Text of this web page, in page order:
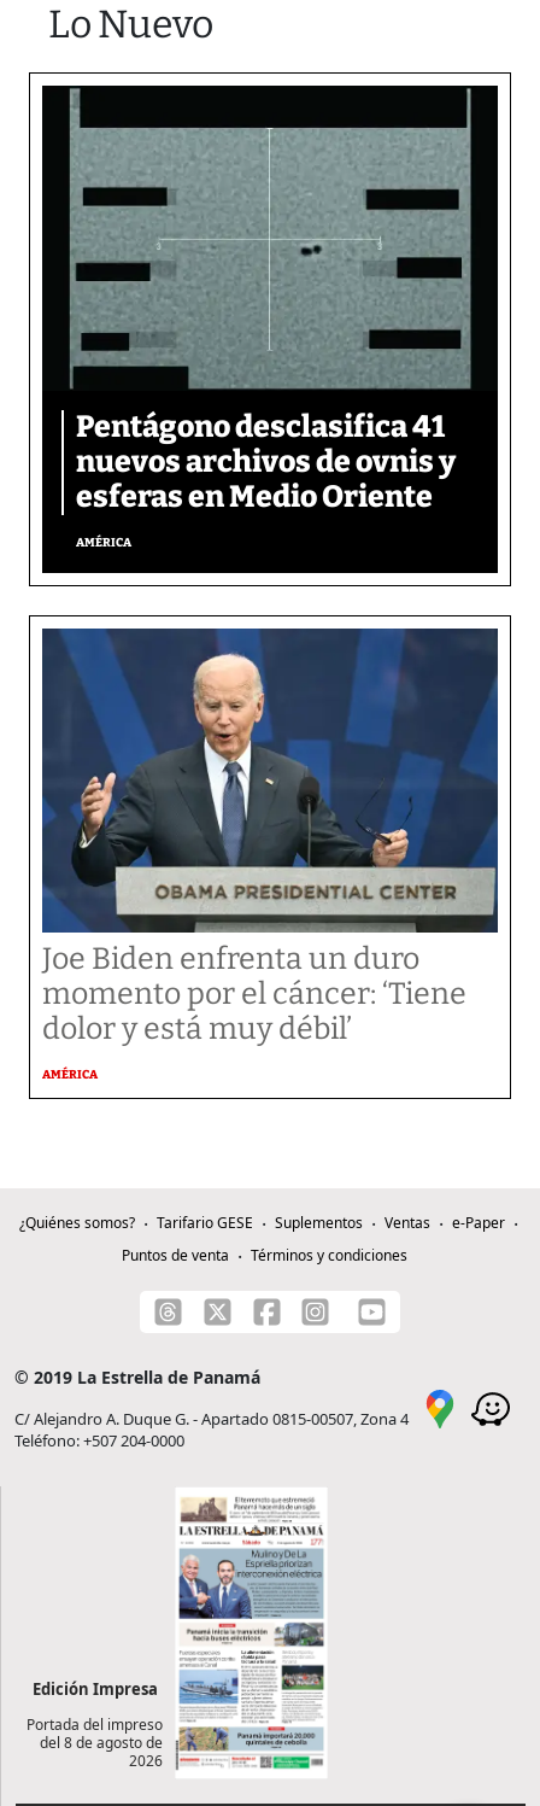
Lo Nuevo
Pentágono desclasifica 41
nuevos archivos de ovnis y
esferas en Medio Oriente
AMÉRICA
Joe Biden enfrenta un duro
momento por el cáncer: ‘Tiene
dolor y está muy débil’
AMÉRICA
¿Quiénes somos? Tarifario GESE Suplementos Ventas
e-Paper
Puntos de venta
Términos y condiciones
© 2019 La Estrella de Panamá
C/ Alejandro A. Duque G. - Apartado 0815-00507, Zona 4
Teléfono: +507 204-0000
Edición Impresa
Portada del impreso
del 8 de agosto de
2026